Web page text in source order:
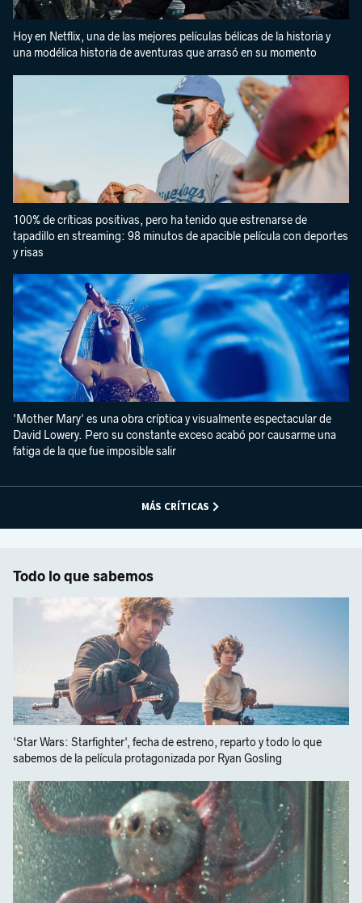
Hoy en Netflix, una de las mejores películas bélicas de la historia y
una modélica historia de aventuras que arrasó en su momento
100% de críticas positivas, pero ha tenido que estrenarse de
tapadillo en streaming: 98 minutos de apacible película con deportes
y risas
'Mother Mary' es una obra críptica y visualmente espectacular de
David Lowery. Pero su constante exceso acabó por causarme una
fatiga de la que fue imposible salir
MÁS CRÍTICAS
Todo lo que sabemos
'Star Wars: Starfighter', fecha de estreno, reparto y todo lo que
sabemos de la película protagonizada por Ryan Gosling